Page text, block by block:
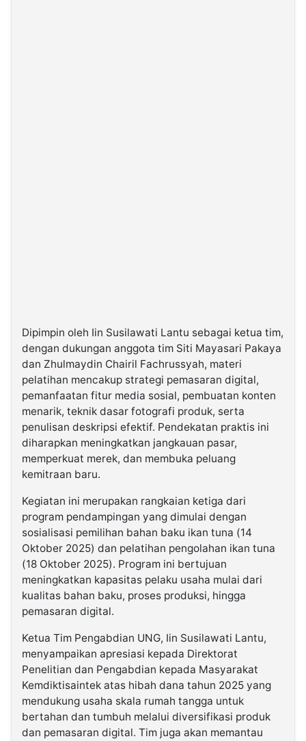
Dipimpin oleh Iin Susilawati Lantu sebagai ketua tim,
dengan dukungan anggota tim Siti Mayasari Pakaya
dan Zhulmaydin Chairil Fachrussyah, materi
pelatihan mencakup strategi pemasaran digital,
pemanfaatan fitur media sosial, pembuatan konten
menarik, teknik dasar fotografi produk, serta
penulisan deskripsi efektif. Pendekatan praktis ini
diharapkan meningkatkan jangkauan pasar,
memperkuat merek, dan membuka peluang
kemitraan baru.
Kegiatan ini merupakan rangkaian ketiga dari
program pendampingan yang dimulai dengan
sosialisasi pemilihan bahan baku ikan tuna (14
Oktober 2025) dan pelatihan pengolahan ikan tuna
(18 Oktober 2025). Program ini bertujuan
meningkatkan kapasitas pelaku usaha mulai dari
kualitas bahan baku, proses produksi, hingga
pemasaran digital.
Ketua Tim Pengabdian UNG, Iin Susilawati Lantu,
menyampaikan apresiasi kepada Direktorat
Penelitian dan Pengabdian kepada Masyarakat
Kemdiktisaintek atas hibah dana tahun 2025 yang
mendukung usaha skala rumah tangga untuk
bertahan dan tumbuh melalui diversifikasi produk
dan pemasaran digital. Tim juga akan memantau